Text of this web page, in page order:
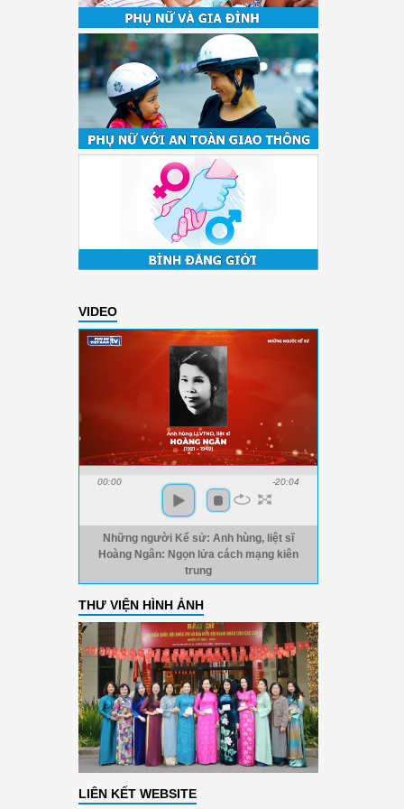
VIDEO
00:00 -20:04
Những người Kể sử: Anh hùng, liệt sĩ
Hoàng Ngân: Ngọn lửa cách mạng kiên
trung
THƯ VIỆN HÌNH ẢNH
LIÊN KẾT WEBSITE